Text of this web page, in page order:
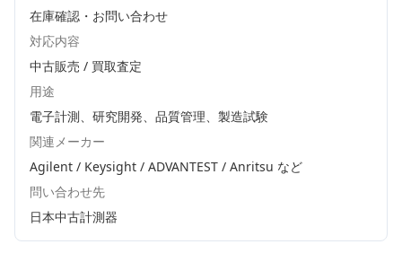
在庫確認・お問い合わせ
対応内容
中古販売 / 買取査定
用途
電子計測、研究開発、品質管理、製造試験
関連メーカー
Agilent / Keysight / ADVANTEST / Anritsu など
問い合わせ先
日本中古計測器